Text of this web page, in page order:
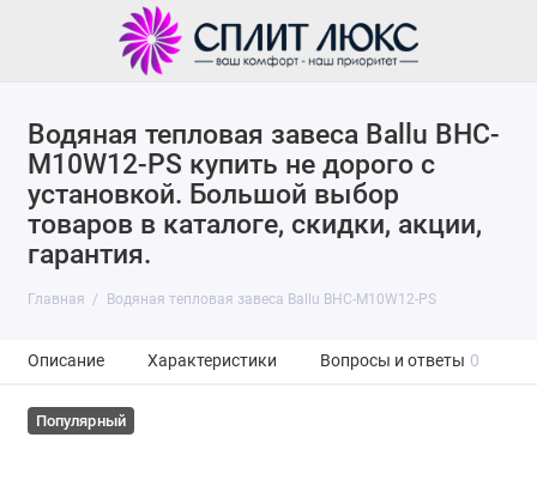
Водяная тепловая завеса Ballu BHC-
M10W12-PS купить не дорого с
установкой. Большой выбор
товаров в каталоге, скидки, акции,
гарантия.
Главная Водяная тепловая завеса Ballu BHC-M10W12-PS
Описание Характеристики Вопросы и ответы 0
Популярный